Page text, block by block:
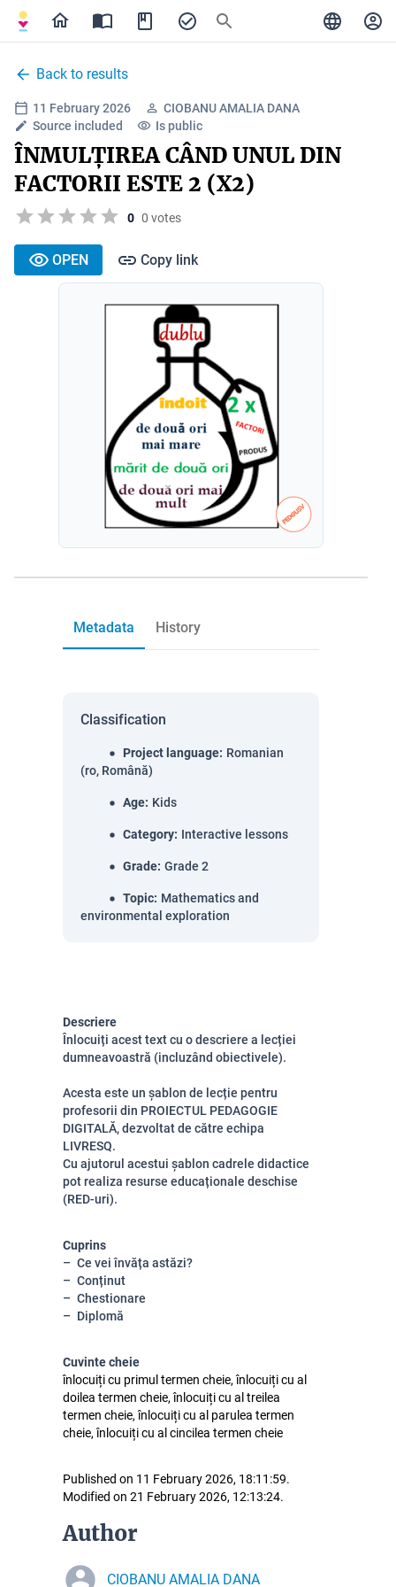
Back to results
11 February 2026
CIOBANU AMALIA DANA
Source included
Is public
ÎNMULȚIREA CÂND UNUL DIN
FACTORII ESTE 2 (X2)
0 0 votes
OPEN Copy link
Metadata History
Classification
Project language: Romanian
(ro, Română)
Age: Kids
Category: Interactive lessons
Grade: Grade 2
Topic: Mathematics and
environmental exploration
Descriere
Înlocuiți acest text cu o descriere a lecției
dumneavoastră (incluzând obiectivele).
Acesta este un șablon de lecție pentru
profesorii din PROIECTUL PEDAGOGIE
DIGITALĂ, dezvoltat de către echipa
LIVRESQ.
Cu ajutorul acestui șablon cadrele didactice
pot realiza resurse educaționale deschise
(RED-uri).
Cuprins
Ce vei învăța astăzi?
Conținut
Chestionare
Diplomă
Cuvinte cheie
înlocuiți cu primul termen cheie, înlocuiți cu al
doilea termen cheie, înlocuiți cu al treilea
termen cheie, înlocuiți cu al parulea termen
cheie, înlocuiți cu al cincilea termen cheie
Published on 11 February 2026, 18:11:59.
Modified on 21 February 2026, 12:13:24.
Author
CIOBANU AMALIA DANA